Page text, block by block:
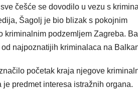
češće se dovodilo u vezu s
Šagolj je bio blizak s pokojnim
kriminalnim podzemljem Zagreba.
najpoznatijih kriminalaca na
početak kraja njegove
predmet interesa istražnih organa.